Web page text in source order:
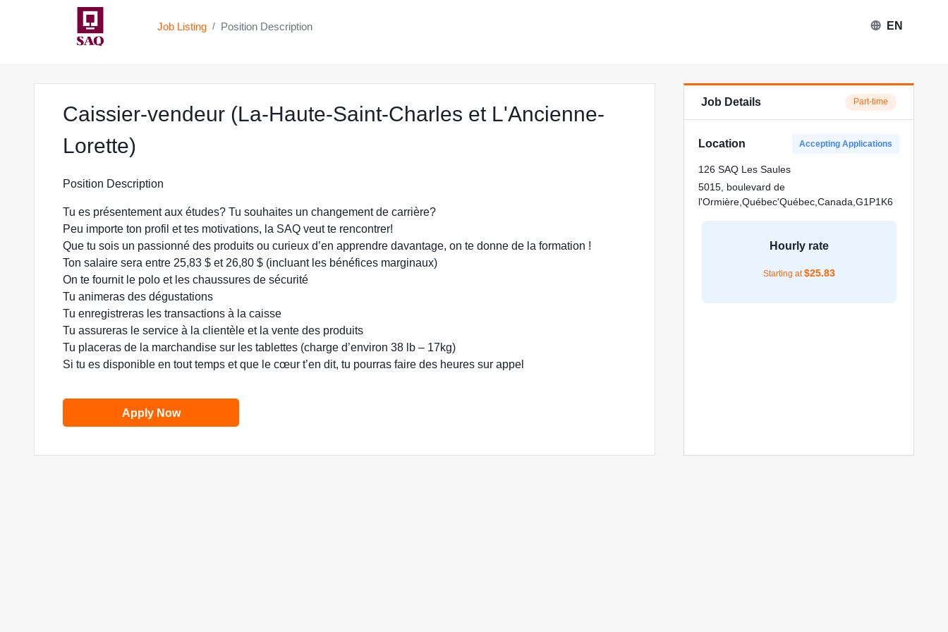
Job Listing / Position Description EN
Caissier-vendeur (La-Haute-Saint-Charles et L'Ancienne-
Lorette)
Position Description
Tu es présentement aux études? Tu souhaites un changement de carrière?
Peu importe ton profil et tes motivations, la SAQ veut te rencontrer!
Que tu sois un passionné des produits ou curieux d’en apprendre davantage, on te donne de la formation !
Ton salaire sera entre 25,83 $ et 26,80 $ (incluant les bénéfices marginaux)
On te fournit le polo et les chaussures de sécurité
Tu animeras des dégustations
Tu enregistreras les transactions à la caisse
Tu assureras le service à la clientèle et la vente des produits
Tu placeras de la marchandise sur les tablettes (charge d’environ 38 lb – 17kg)
Si tu es disponible en tout temps et que le cœur t’en dit, tu pourras faire des heures sur appel
Apply Now
Job Details Part-time
Location Accepting Applications
126 SAQ Les Saules
5015, boulevard de
l'Ormière,Québec'Québec,Canada,G1P1K6
Hourly rate
Starting at $25.83